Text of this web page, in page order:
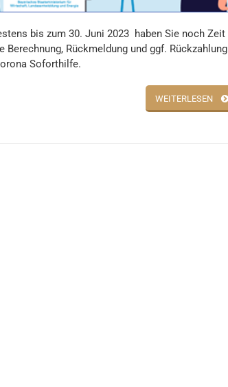
bis zum 30. Juni 2023 haben Sie noch Zeit
Berechnung, Rückmeldung und ggf. Rückzahlung
Soforthilfe.
WEITERLESEN